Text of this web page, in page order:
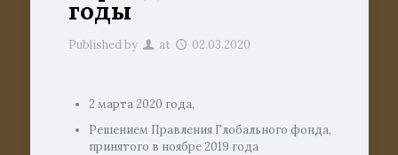
годы
Published by at 02.03.2020
2 марта 2020 года,
Решением Правления Глобального фонда,
принятого в ноябре 2019 года